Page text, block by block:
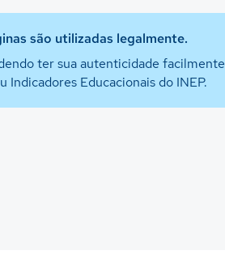
são utilizadas legalmente.
ter sua autenticidade facilmente
Educacionais do INEP.